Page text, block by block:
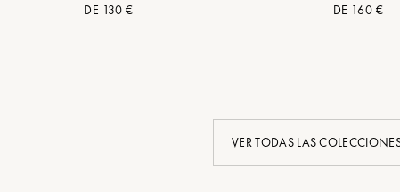
DE 130 € DE 160 €
VER TODAS LAS